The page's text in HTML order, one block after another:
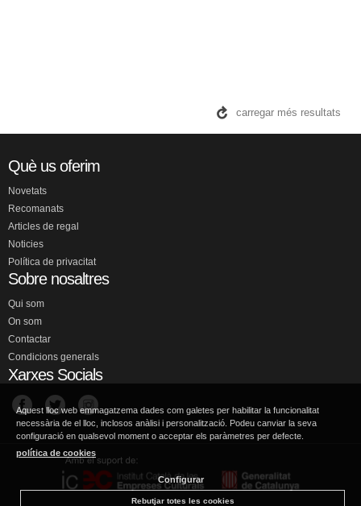
carregar més resultats
Què us oferim
Novetats
Recomanats
Articles de regal
Noticies
Política de privacitat
Sobre nosaltres
Qui som
On som
Contactar
Condicions generals
Xarxes Socials
Aquest lloc web emmagatzema dades com galetes per habilitar la funcionalitat
necessària de el lloc, inclosos anàlisi i personalització. Podeu canviar la seva
configuració en qualsevol moment o acceptar els paràmetres per defecte.
política de cookies
Configurar
Rebutjar totes les cookies